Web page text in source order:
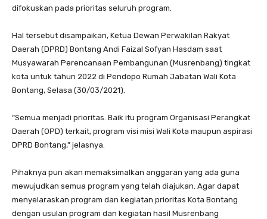
difokuskan pada prioritas seluruh program.
Hal tersebut disampaikan, Ketua Dewan Perwakilan Rakyat
Daerah (DPRD) Bontang Andi Faizal Sofyan Hasdam saat
Musyawarah Perencanaan Pembangunan (Musrenbang) tingkat
kota untuk tahun 2022 di Pendopo Rumah Jabatan Wali Kota
Bontang, Selasa (30/03/2021).
“Semua menjadi prioritas. Baik itu program Organisasi Perangkat
Daerah (OPD) terkait, program visi misi Wali Kota maupun aspirasi
DPRD Bontang,” jelasnya.
Pihaknya pun akan memaksimalkan anggaran yang ada guna
mewujudkan semua program yang telah diajukan. Agar dapat
menyelaraskan program dan kegiatan prioritas Kota Bontang
dengan usulan program dan kegiatan hasil Musrenbang